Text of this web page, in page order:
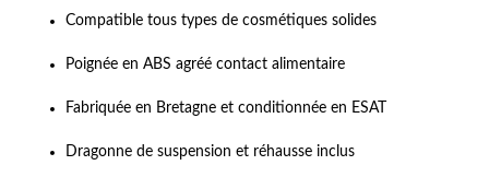
Compatible tous types de cosmétiques solides
Poignée en ABS agréé contact alimentaire
Fabriquée en Bretagne et conditionnée en ESAT
Dragonne de suspension et réhausse inclus